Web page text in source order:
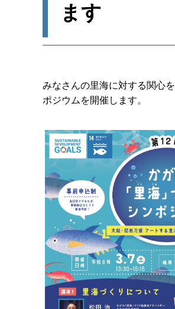
ます
みなさんの里海に対する関心
ポジウムを開催します。